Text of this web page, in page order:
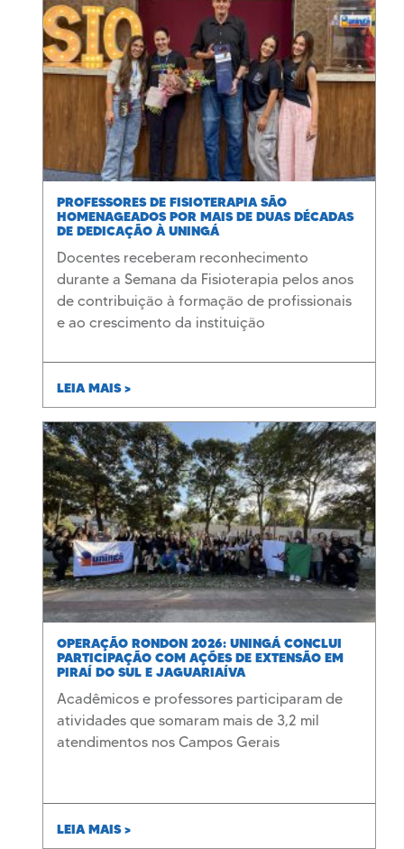
PROFESSORES DE FISIOTERAPIA SÃO
HOMENAGEADOS POR MAIS DE DUAS DÉCADAS
DE DEDICAÇÃO À UNINGÁ
Docentes receberam reconhecimento
durante a Semana da Fisioterapia pelos anos
de contribuição à formação de profissionais
e ao crescimento da instituição
LEIA MAIS >
OPERAÇÃO RONDON 2026: UNINGÁ CONCLUI
PARTICIPAÇÃO COM AÇÕES DE EXTENSÃO EM
PIRAÍ DO SUL E JAGUARIAÍVA
Acadêmicos e professores participaram de
atividades que somaram mais de 3,2 mil
atendimentos nos Campos Gerais
LEIA MAIS >